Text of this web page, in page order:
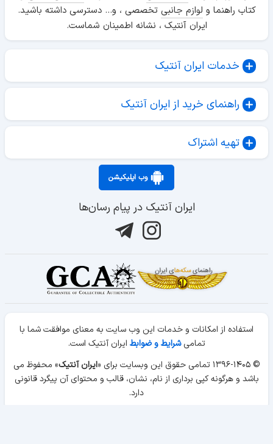
کتاب راهنما و لوازم جانبی تخصصی ، و... دسترسی داشته باشید.
ایران آنتیک ، نشانه اطمینان شماست.
خدمات ایران آنتیک
راهنمای خرید از ایران آنتیک
تهیه اشتراک
وب اپلیکیشن
ایران آنتیک در پیام رسان‌ها
استفاده از امکانات و خدمات این وب سایت به معنای موافقت شما با
تمامیشرایط و ضوابط ایران آنتیک است.
© ۱۳۹۶-۱۴۰۵ تمامی حقوق این وبسایت برای «
ایران آنتیک» محفوظ می
باشد و هرگونه کپی برداری از نام، نشان، قالب و محتوای آن پیگرد قانونی
دارد.